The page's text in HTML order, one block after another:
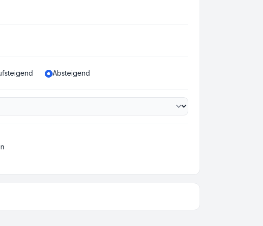
Absteigend